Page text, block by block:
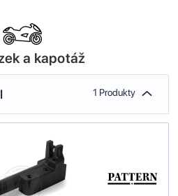
a kapotáž
1 Produkty